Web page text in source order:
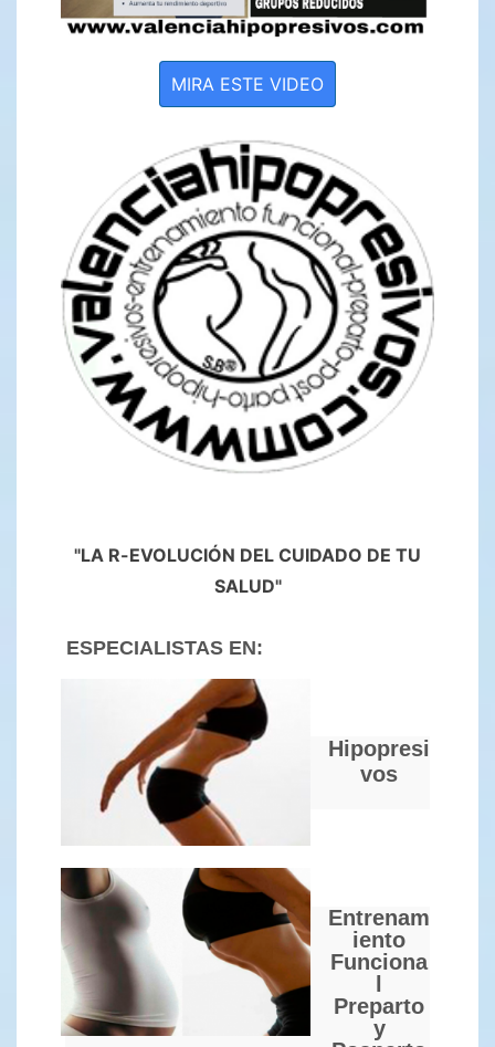
MIRA ESTE VIDEO
"LA R-EVOLUCIÓN DEL CUIDADO DE TU
SALUD"
ESPECIALISTAS EN:
Hipopresi
vos
Entrenam
iento
Funciona
Preparto
y